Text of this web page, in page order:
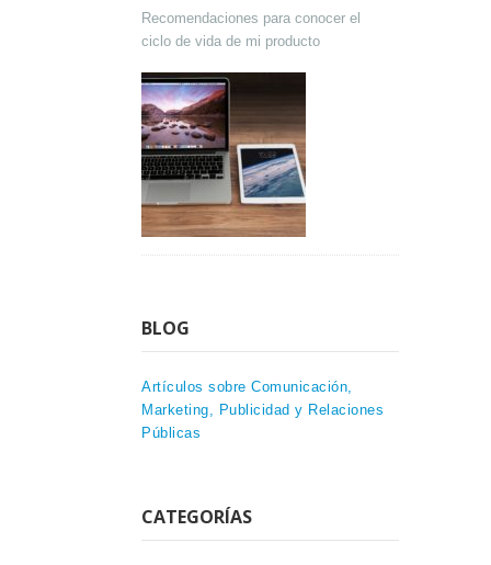
Recomendaciones para conocer el
ciclo de vida de mi producto
BLOG
Artículos sobre Comunicación,
Marketing, Publicidad y Relaciones
Públicas
CATEGORÍAS